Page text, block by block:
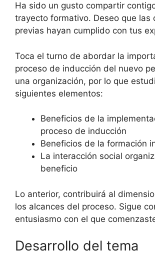
Ha sido un gusto compartir
trayecto formativo. Deseo que las
previas hayan cumplido con tus
Toca el turno de abordar la
proceso de inducción del nuevo
una organización, por lo que
siguientes elementos:
Beneficios de la
proceso de inducción
Beneficios de la formación
La interacción social
beneficio
Lo anterior, contribuirá al
los alcances del proceso. Sigue
entusiasmo con el que
Desarrollo del tema